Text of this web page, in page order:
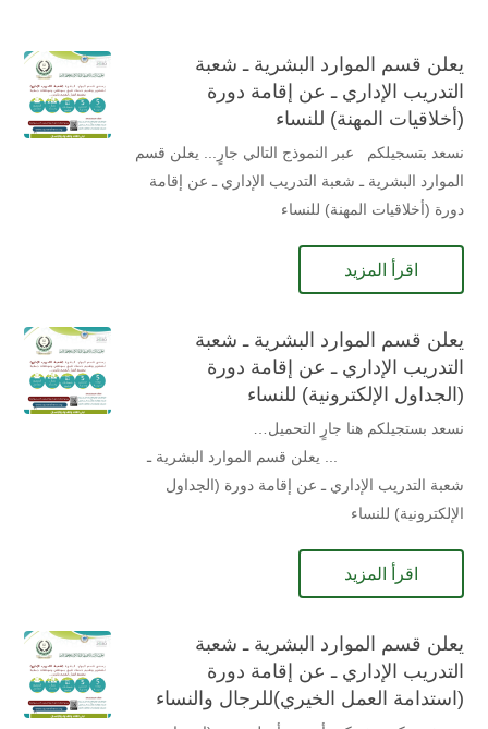
يعلن قسم الموارد البشرية ـ شعبة
التدريب الإداري ـ عن إقامة دورة
(أخلاقيات المهنة) للنساء
نسعد بتسجيلكم عبر النموذج التالي جارٍ... يعلن قسم
الموارد البشرية ـ شعبة التدريب الإداري ـ عن إقامة
دورة (أخلاقيات المهنة) للنساء
اقرأ المزيد
يعلن قسم الموارد البشرية ـ شعبة
التدريب الإداري ـ عن إقامة دورة
(الجداول الإلكترونية) للنساء
نسعد بستجيلكم هنا جارٍ التحميل…
... يعلن قسم الموارد البشرية ـ
شعبة التدريب الإداري ـ عن إقامة دورة (الجداول
الإلكترونية) للنساء
اقرأ المزيد
يعلن قسم الموارد البشرية ـ شعبة
التدريب الإداري ـ عن إقامة دورة
(استدامة العمل الخيري)للرجال والنساء